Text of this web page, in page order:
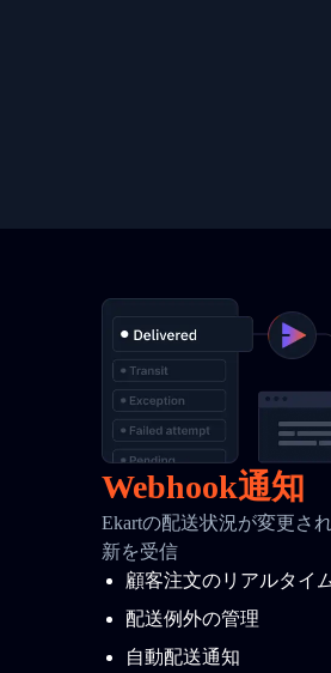
Webhook通知
Ekartの配送状況が変更さ
新を受信
顧客注文のリアルタイ
配送例外の管理
自動配送通知